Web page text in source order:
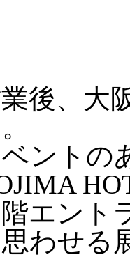
後、大
ントの
階エント
わせる